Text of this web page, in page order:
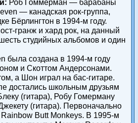
Роб Гоммерман — барабаны
— канадская рок-группа,
Бёрлингтон в 1994-м году.
гранж и хард рок, на данный
студийных альбомов и один
была создана в 1994-м году
и Скоттом Андерсонами.
а Шон играл на бас-гитаре.
достались школьным друзьям
(гитара), Робу Гомерману
(гитара). Первоначально
Butt Monkeys. В 1995-м